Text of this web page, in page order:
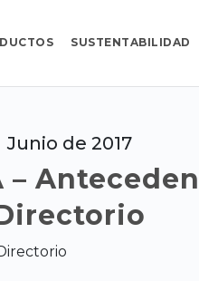
SUSTENTABILIDAD
Junio de 2017
–